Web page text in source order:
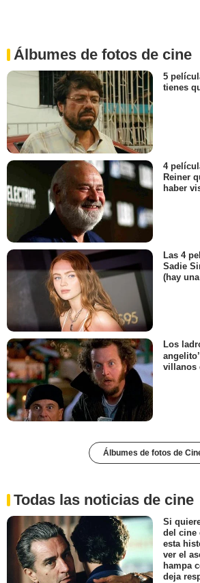
Álbumes de fotos de cine
5
tienes
4
Reiner
haber
Las 4
Sadie
(hay
Los
villanos
Álbumes de fotos de
Todas las noticias de cine
Si
del cine
esta
ver el
hampa
deja